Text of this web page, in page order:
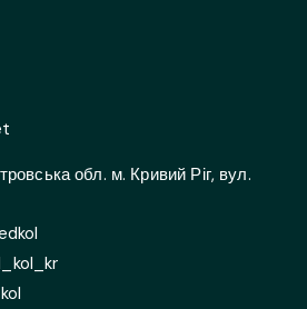
обл. м. Кривий Ріг, вул.